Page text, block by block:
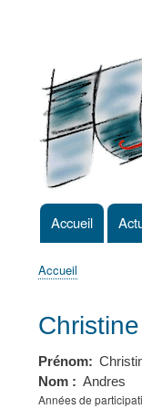
non
identifié
Navigation
principale
Accueil
d'Ariane
Accueil
Prénom
Nom
Andres
Années de